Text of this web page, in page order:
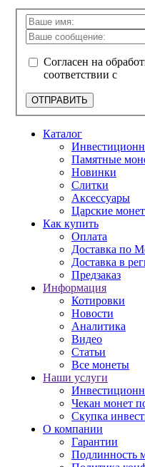
Согласен на
соответствии с
ОТПРАВИТЬ
Каталог
Памятные
Новинки
Слитки
Аксессуары
Царские
Как купить
Оплата
Доставка по
Доставка в
Предзаказ
Информация
Котировки
Новости
Аналитика
Видео
Статьи
Все монеты
Наши услуги
Чекан монет
Скупка
О компании
Гарантии
Подлинность